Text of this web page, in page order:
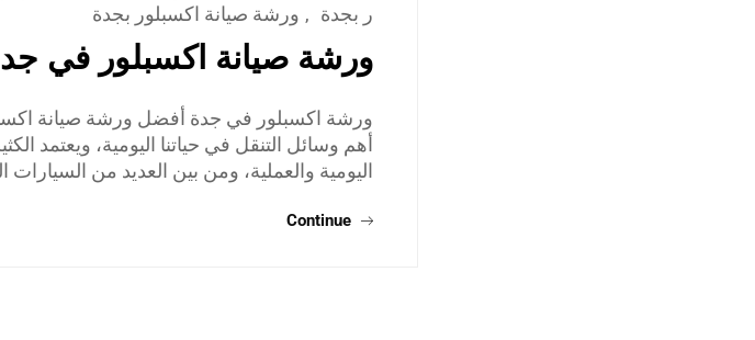
ر بجدة , ورشة صيانة اكسبلور بجدة
ورشة صيانة اكسبلور في
ورشة اكسبلور في جدة أفضل ورشة صيانة
أهم وسائل التنقل في حياتنا اليومية، ويعتمد
اليومية والعملية، ومن بين العديد من
Continue